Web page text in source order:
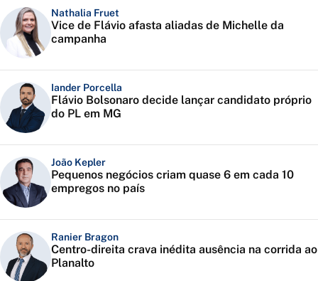
Nathalia Fruet
Vice de Flávio afasta aliadas de Michelle da
campanha
Iander Porcella
Flávio Bolsonaro decide lançar candidato próprio
do PL em MG
João Kepler
Pequenos negócios criam quase 6 em cada 10
empregos no país
Ranier Bragon
Centro-direita crava inédita ausência na corrida ao
Planalto